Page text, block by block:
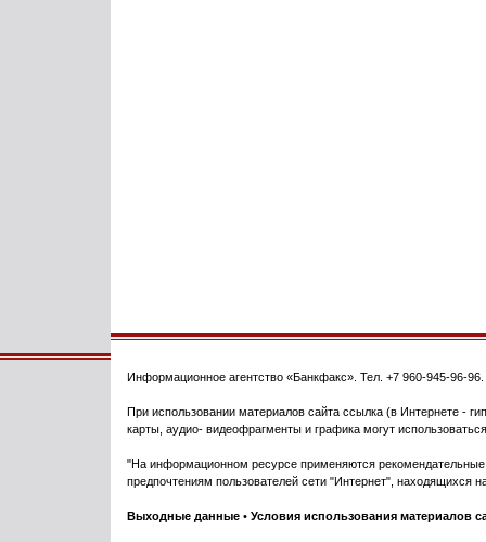
Информационное агентство «Банкфакс» . Тел. +7 960-945-96-96
При использовании материалов сайта ссылка (в Интернете -
карты, аудио- видеофрагменты и графика могут
"На информационном ресурсе применяются рекомендательные
предпочтениям пользователей сети "Интернет", находящихся
Выходные данные • Условия использования материалов